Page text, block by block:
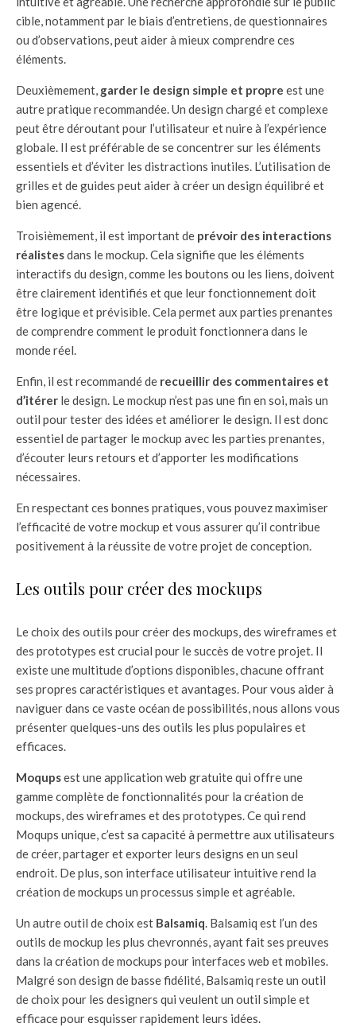
cible, notamment par le biais d’entretiens, de questionnaires
ou d’observations, peut aider à mieux comprendre ces
éléments.
Deuxièmement, garder le design simple et propre est une
autre pratique recommandée. Un design chargé et complexe
peut être déroutant pour l’utilisateur et nuire à l’expérience
globale. Il est préférable de se concentrer sur les éléments
essentiels et d’éviter les distractions inutiles. L’utilisation de
grilles et de guides peut aider à créer un design équilibré et
bien agencé.
Troisièmement, il est important de prévoir des interactions
réalistesdans le mockup. Cela signifie que les éléments
interactifs du design, comme les boutons ou les liens, doivent
être clairement identifiés et que leur fonctionnement doit
être logique et prévisible. Cela permet aux parties prenantes
de comprendre comment le produit fonctionnera dans le
monde réel.
Enfin, il est recommandé de recueillir des commentaires et
d’itérer le design. Le mockup n’est pas une fin en soi, mais un
outil pour tester des idées et améliorer le design. Il est donc
essentiel de partager le mockup avec les parties prenantes,
d’écouter leurs retours et d’apporter les modifications
nécessaires.
En respectant ces bonnes pratiques, vous pouvez maximiser
l’efficacité de votre mockup et vous assurer qu’il contribue
positivement à la réussite de votre projet de conception.
Les outils pour créer des mockups
Le choix des outils pour créer des mockups, des wireframes et
des prototypes est crucial pour le succès de votre projet. Il
existe une multitude d’options disponibles, chacune offrant
ses propres caractéristiques et avantages. Pour vous aider à
naviguer dans ce vaste océan de possibilités, nous allons vous
présenter quelques-uns des outils les plus populaires et
efficaces.
Moqupsest une application web gratuite qui offre une
gamme complète de fonctionnalités pour la création de
mockups, des wireframes et des prototypes. Ce qui rend
Moqups unique, c’est sa capacité à permettre aux utilisateurs
de créer, partager et exporter leurs designs en un seul
endroit. De plus, son interface utilisateur intuitive rend la
création de mockups un processus simple et agréable.
Un autre outil de choix est Balsamiq. Balsamiq est l’un des
outils de mockup les plus chevronnés, ayant fait ses preuves
dans la création de mockups pour interfaces web et mobiles.
Malgré son design de basse fidélité, Balsamiq reste un outil
de choix pour les designers qui veulent un outil simple et
efficace pour esquisser rapidement leurs idées.